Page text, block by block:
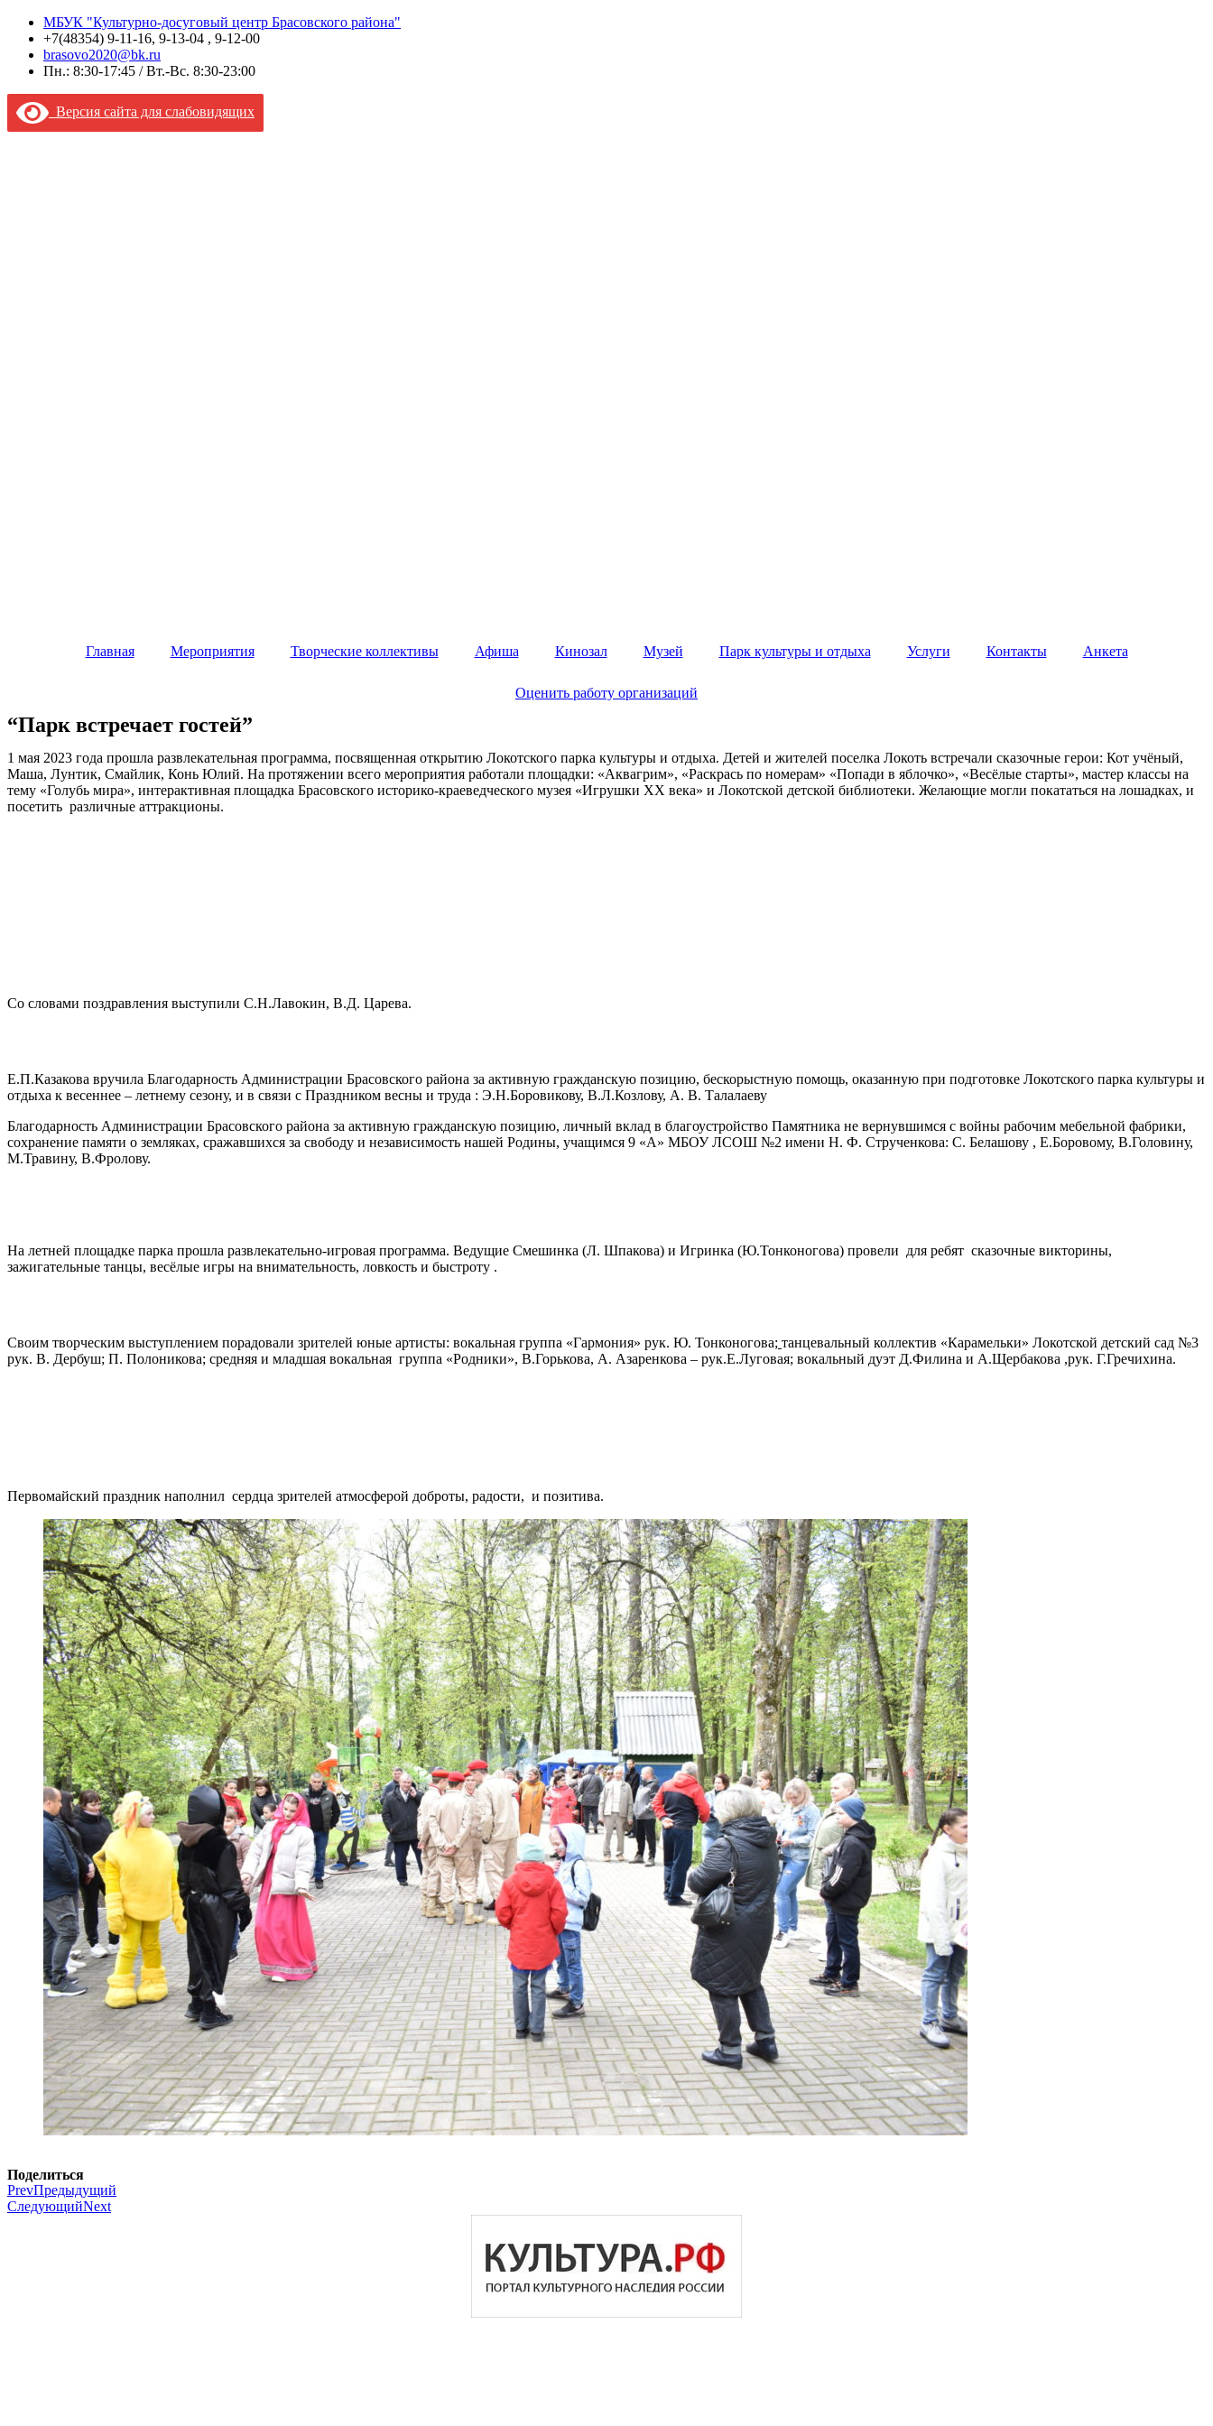
МБУК "Культурно-досуговый центр Брасовского района"
+7(48354) 9-11-16, 9-13-04 , 9-12-00
brasovo2020@bk.ru
Пн.: 8:30-17:45 / Вт.-Вс. 8:30-23:00
Версия сайта для слабовидящих
Главная Мероприятия Творческие коллективы Афиша Кинозал Музей Парк культуры и отдыха Услуги Контакты Анкета
Оценить работу организаций
“Парк встречает гостей”
1 мая 2023 года прошла развлекательная программа, посвященная открытию Локотского парка культуры и отдыха. Детей и жителей поселка Локоть встречали сказочные герои: Кот учёный,
Маша, Лунтик, Смайлик, Конь Юлий. На протяжении всего мероприятия работали площадки: «Аквагрим», «Раскрась по номерам» «Попади в яблочко», «Весёлые старты», мастер классы на
тему «Голубь мира», интерактивная площадка Брасовского историко-краеведческого музея «Игрушки XX века» и Локотской детской библиотеки. Желающие могли покататься на лошадках, и
посетить различные аттракционы.
Со словами поздравления выступили С.Н.Лавокин, В.Д. Царева.
Е.П.Казакова вручила Благодарность Администрации Брасовского района за активную гражданскую позицию, бескорыстную помощь, оказанную при подготовке Локотского парка культуры и
отдыха к весеннее – летнему сезону, и в связи с Праздником весны и труда : Э.Н.Боровикову, В.Л.Козлову, А. В. Талалаеву
Благодарность Администрации Брасовского района за активную гражданскую позицию, личный вклад в благоустройство Памятника не вернувшимся с войны рабочим мебельной фабрики,
сохранение памяти о земляках, сражавшихся за свободу и независимость нашей Родины, учащимся 9 «А» МБОУ ЛСОШ №2 имени Н. Ф. Струченкова: С. Белашову , Е.Боровому, В.Головину,
М.Травину, В.Фролову.
На летней площадке парка прошла развлекательно-игровая программа. Ведущие Смешинка (Л. Шпакова) и Игринка (Ю.Тонконогова) провели для ребят сказочные викторины,
зажигательные танцы, весёлые игры на внимательность, ловкость и быстроту .
Своим творческим выступлением порадовали зрителей юные артисты: вокальная группа «Гармония» рук. Ю. Тонконогова; танцевальный коллектив «Карамельки» Локотской детский сад №3
рук. В. Дербуш; П. Полоникова; средняя и младшая вокальная группа «Родники», В.Горькова, А. Азаренкова – рук.Е.Луговая; вокальный дуэт Д.Филина и А.Щербакова ,рук. Г.Гречихина.
Первомайский праздник наполнил сердца зрителей атмосферой доброты, радости, и позитива.
Поделиться
PrevПредыдущий
СледующийNext